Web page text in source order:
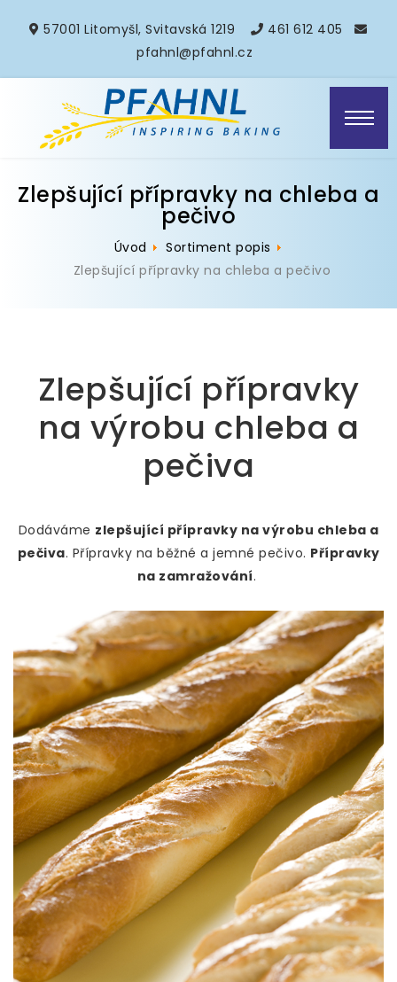
57001 Litomyšl, Svitavská 1219
461 612 405
pfahnl@pfahnl.cz
Zlepšující přípravky na chleba a
pečivo
Úvod
Sortiment popis
Zlepšující přípravky na chleba a pečivo
Zlepšující přípravky
na výrobu chleba a
pečiva
Dodáváme zlepšující přípravky na výrobu chleba a
pečiva. Přípravky na běžné a jemné pečivo. Přípravky
na zamražování.